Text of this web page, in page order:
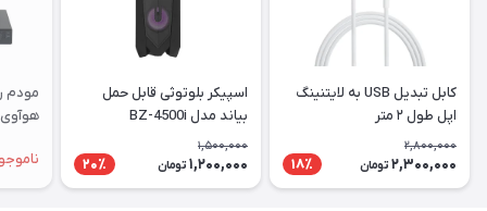
کابل تبدیل USB به لایتنینگ
اپل طول ۲ متر
2,800,000
2,300,000 تومان 18٪
اسپیکر بلوتوثی قابل حمل
بیاند مدل BZ-4500i
1,500,000
1,200,000 تومان 20٪